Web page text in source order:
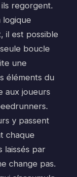
regorgent.
logique
il est possible
boucle
une
éléments du
aux joueurs
y passent
chaque
laissés par
change pas.